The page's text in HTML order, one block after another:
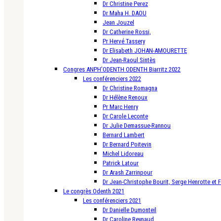
Dr Christine Perez
Dr Maha H. DAOU
Jean Jouzel
Dr Catherine Rossi,
Pr Hervé Tassery
Dr Elisabeth JOHAN-AMOURETTE
Dr Jean-Raoul Sintès
Congres ANPH’ODENTH ODENTH Biarritz 2022
Les conférenciers 2022
Dr Christine Romagna
Dr Hélène Renoux
Pr Marc Henry
Dr Carole Leconte
Dr Julie Demassue-Rannou
Bernard Lambert
Dr Bernard Poitevin
Michel Lidoreau
Patrick Latour
Dr Arash Zarrinpour
Dr Jean-Christophe Bourit, Serge Henrotte et
Le congrès Odenth 2021
Les conférenciers 2021
Dr Danielle Dumonteil
Dr Caroline Reynaud